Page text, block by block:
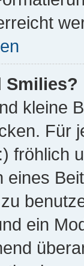
Smilies?
kleine
Für
fröhlich
eines
ein